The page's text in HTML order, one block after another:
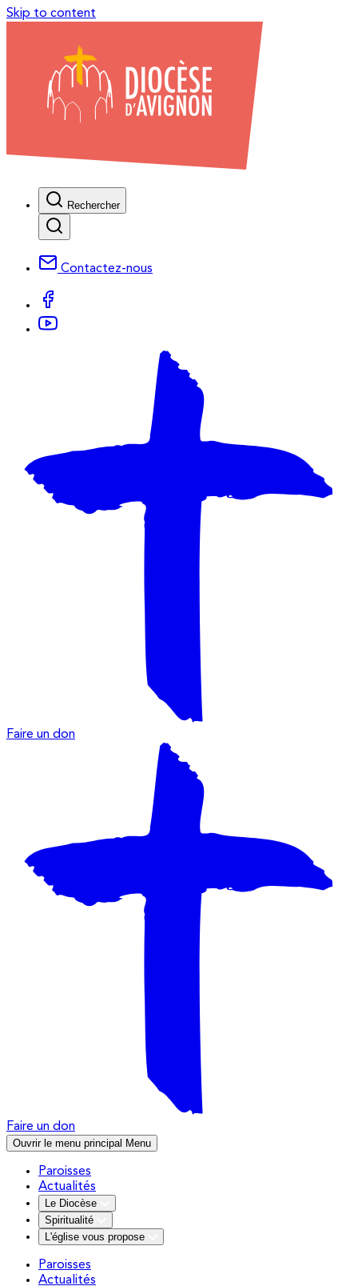
Skip to content
Rechercher
Contactez-nous
Faire un don
Faire un don
Ouvrir le menu principal Menu
Paroisses
Actualités
Le Diocèse
Spiritualité
L'église vous propose
Paroisses
Actualités